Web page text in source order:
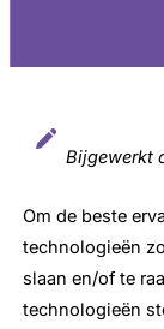
Bijgewerkt
Om de beste
technologieën
slaan en/of te
technologieën